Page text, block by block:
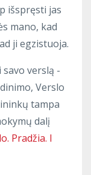
išspręsti jas
mano, kad
ji egzistuoja.
verslą -
Verslo
tampa
dalį
Pradžia. I